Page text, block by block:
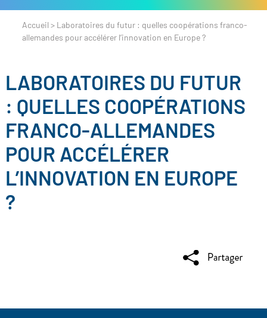
Accueil > Laboratoires du futur : quelles coopérations franco-
allemandes pour accélérer l’innovation en Europe ?
LABORATOIRES DU FUTUR
: QUELLES COOPÉRATIONS
FRANCO-ALLEMANDES
POUR ACCÉLÉRER
L’INNOVATION EN EUROPE
?